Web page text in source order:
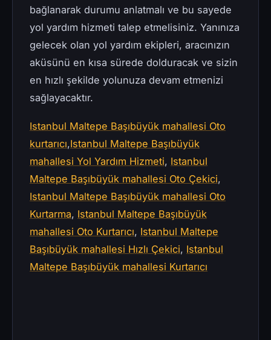
bağlanarak durumu anlatmalı ve bu sayede
yol yardım hizmeti talep etmelisiniz. Yanınıza
gelecek olan yol yardım ekipleri, aracınızın
aküsünü en kısa sürede dolduracak ve sizin
en hızlı şekilde yolunuza devam etmenizi
sağlayacaktır.
Istanbul Maltepe Başıbüyük mahallesi Oto
kurtarıcı,Istanbul Maltepe Başıbüyük
mahallesi Yol Yardım Hizmeti, Istanbul
Maltepe Başıbüyük mahallesi Oto Çekici,
Istanbul Maltepe Başıbüyük mahallesi Oto
Kurtarma, Istanbul Maltepe Başıbüyük
mahallesi Oto Kurtarıcı, Istanbul Maltepe
Başıbüyük mahallesi Hızlı Çekici, Istanbul
Maltepe Başıbüyük mahallesi Kurtarıcı